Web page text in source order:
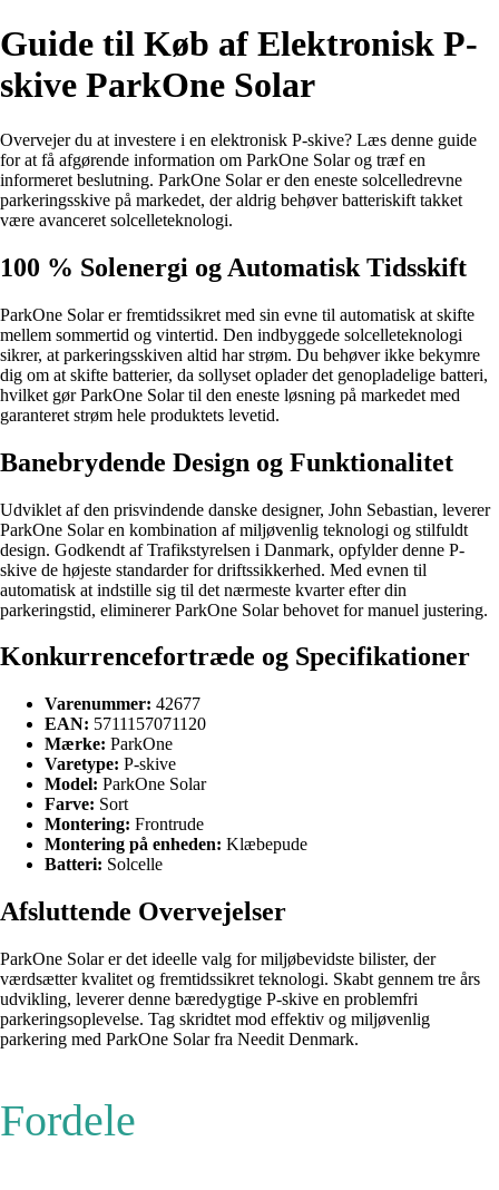
Guide til Køb af Elektronisk P-
skive ParkOne Solar
Overvejer du at investere i en elektronisk P-skive? Læs denne guide
for at få afgørende information om ParkOne Solar og træf en
informeret beslutning. ParkOne Solar er den eneste solcelledrevne
parkeringsskive på markedet, der aldrig behøver batteriskift takket
være avanceret solcelleteknologi.
100 % Solenergi og Automatisk Tidsskift
ParkOne Solar er fremtidssikret med sin evne til automatisk at skifte
mellem sommertid og vintertid. Den indbyggede solcelleteknologi
sikrer, at parkeringsskiven altid har strøm. Du behøver ikke bekymre
dig om at skifte batterier, da sollyset oplader det genopladelige batteri,
hvilket gør ParkOne Solar til den eneste løsning på markedet med
garanteret strøm hele produktets levetid.
Banebrydende Design og Funktionalitet
Udviklet af den prisvindende danske designer, John Sebastian, leverer
ParkOne Solar en kombination af miljøvenlig teknologi og stilfuldt
design. Godkendt af Trafikstyrelsen i Danmark, opfylder denne P-
skive de højeste standarder for driftssikkerhed. Med evnen til
automatisk at indstille sig til det nærmeste kvarter efter din
parkeringstid, eliminerer ParkOne Solar behovet for manuel justering.
Konkurrencefortræde og Specifikationer
Varenummer: 42677
EAN: 5711157071120
Mærke: ParkOne
Varetype: P-skive
Model: ParkOne Solar
Farve: Sort
Montering: Frontrude
Montering på enheden: Klæbepude
Batteri: Solcelle
Afsluttende Overvejelser
ParkOne Solar er det ideelle valg for miljøbevidste bilister, der
værdsætter kvalitet og fremtidssikret teknologi. Skabt gennem tre års
udvikling, leverer denne bæredygtige P-skive en problemfri
parkeringsoplevelse. Tag skridtet mod effektiv og miljøvenlig
parkering med ParkOne Solar fra Needit Denmark.
Fordele